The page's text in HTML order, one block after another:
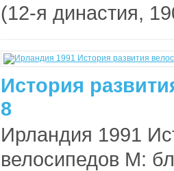
(12-я династия,
История
8
Ирландия 1991
велосипедов М: